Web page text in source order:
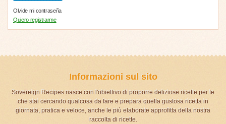
Olvide mi contraseña
Quiero registrarme
Informazioni sul sito
Sovereign Recipes nasce con l'obiettivo di proporre deliziose ricette per te
che stai cercando qualcosa da fare e prepara quella gustosa ricetta in
giornata, pratica e veloce, anche le più elaborate approfitta della nostra
raccolta di ricette.